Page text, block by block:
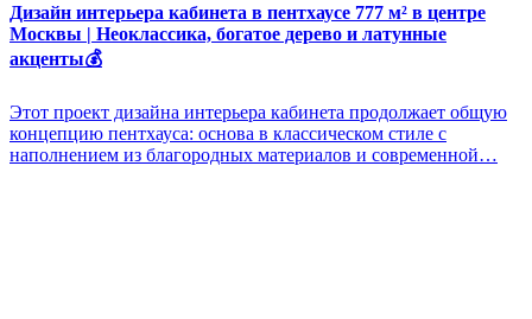
Дизайн интерьера кабинета в пентхаусе 777 м² в центре
Москвы | Неоклассика, богатое дерево и латунные
акценты💰
Этот проект дизайна интерьера кабинета продолжает общую
концепцию пентхауса: основа в классическом стиле с
наполнением из благородных материалов и современной…